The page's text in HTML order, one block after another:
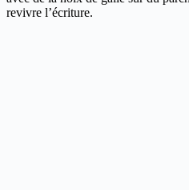
revivre l’écriture.